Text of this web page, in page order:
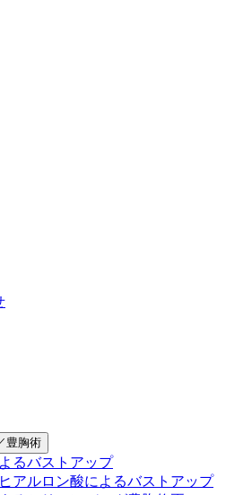
豊胸術
るバストアップ
アルロン酸によるバストアップ